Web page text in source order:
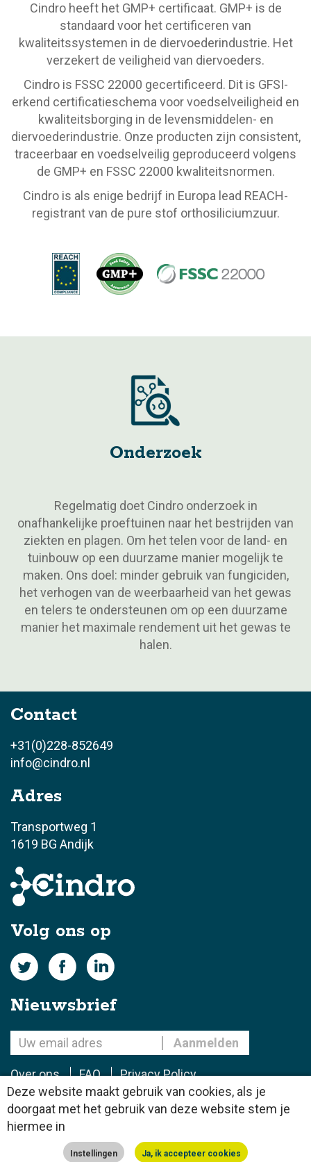
Deze website maakt gebruik van cookies, als je
doorgaat met het gebruik van deze website stem je
hiermee in
Cindro heeft het GMP+ certificaat. GMP+ is de
standaard voor het certificeren van
kwaliteitssystemen in de diervoederindustrie. Het
verzekert de veiligheid van diervoeders.
Cindro is FSSC 22000 gecertificeerd. Dit is GFSI-
erkend certificatieschema voor voedselveiligheid en
kwaliteitsborging in de levensmiddelen- en
diervoederindustrie. Onze producten zijn consistent,
traceerbaar en voedselveilig geproduceerd volgens
de GMP+ en FSSC 22000 kwaliteitsnormen.
Cindro is als enige bedrijf in Europa lead REACH-
registrant van de pure stof orthosiliciumzuur.
Onderzoek
Regelmatig doet Cindro onderzoek in
onafhankelijke proeftuinen naar het bestrijden van
ziekten en plagen. Om het telen voor de land- en
tuinbouw op een duurzame manier mogelijk te
maken. Ons doel: minder gebruik van fungiciden,
het verhogen van de weerbaarheid van het gewas
en telers te ondersteunen om op een duurzame
manier het maximale rendement uit het gewas te
halen.
Contact
+31(0)228-852649
info@cindro.nl
Adres
Transportweg 1
1619 BG Andijk
Volg ons op
Nieuwsbrief
Over ons FAQ Privacy Policy
© 2022 Cindro B.V.